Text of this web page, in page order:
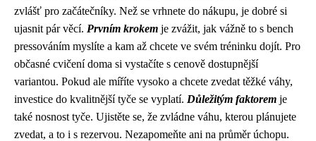
zvlášť pro začátečníky. Než se vrhnete do nákupu, je dobré si
ujasnit pár věcí. Prvním krokem je zvážit, jak vážně to s bench
pressováním myslíte a kam až chcete ve svém tréninku dojít. Pro
občasné cvičení doma si vystačíte s cenově dostupnější
variantou. Pokud ale míříte vysoko a chcete zvedat těžké váhy,
investice do kvalitnější tyče se vyplatí. Důležitým faktorem je
také nosnost tyče. Ujistěte se, že zvládne váhu, kterou plánujete
zvedat, a to i s rezervou. Nezapomeňte ani na průměr úchopu.